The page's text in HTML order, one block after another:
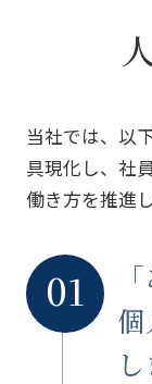
当社では、以
具現化し、社
働き方を推進
01
し